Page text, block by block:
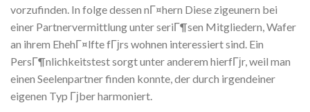
vorzufinden. In folge dessen nГ¤hern Diese zigeunern bei
einer Partnervermittlung unter seriГ¶sen Mitgliedern, Wafer
an ihrem EhehГ¤lfte fГјrs wohnen interessiert sind. Ein
PersГ¶nlichkeitstest sorgt unter anderem hierfГјr, weil man
einen Seelenpartner finden konnte, der durch irgendeiner
eigenen Typ Гјber harmoniert.